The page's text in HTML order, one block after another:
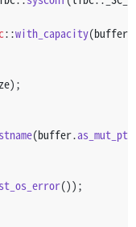
::with_capacity
(buffer.as_mut_ptr
());